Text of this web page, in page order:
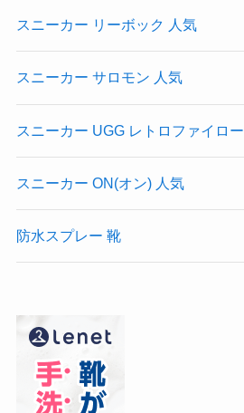
スニーカー リーボック 人気
スニーカー サロモン 人気
スニーカー UGG レトロファイロー
スニーカー ON(オン) 人気
防水スプレー 靴